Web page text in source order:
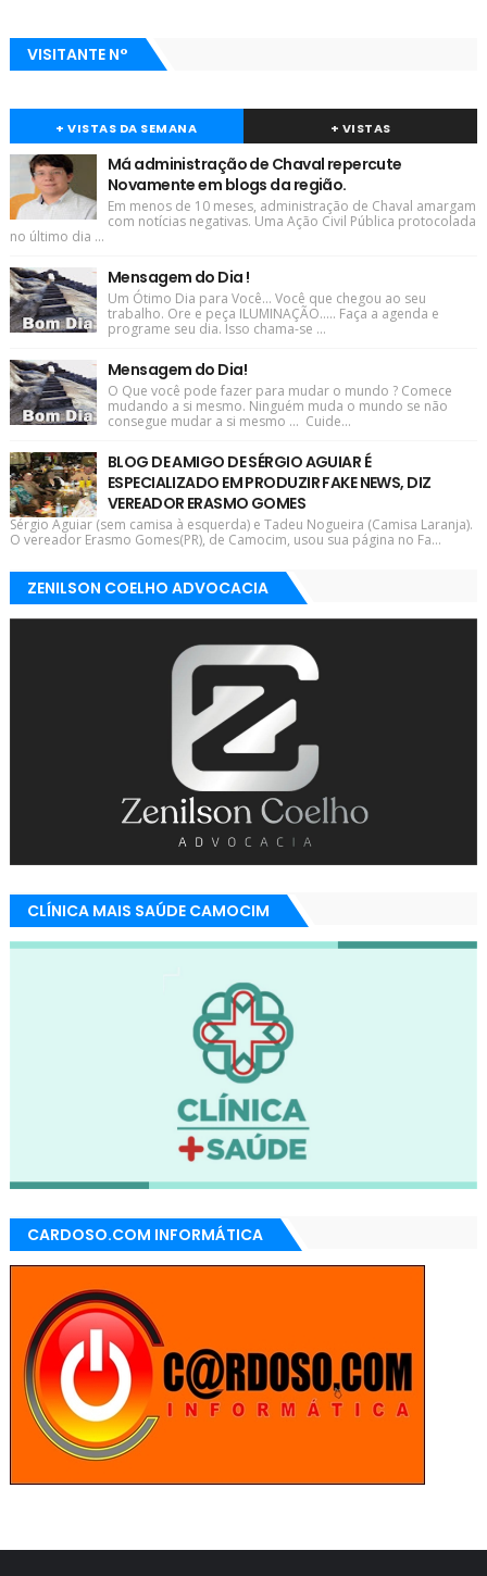
VISITANTE N°
+ VISTAS DA SEMANA + VISTAS
Má administração de Chaval repercute
Novamente em blogs da região.
Em menos de 10 meses, administração de Chaval amargam
com notícias negativas. Uma Ação Civil Pública protocolada
no último dia ...
Mensagem do Dia !
Um Ótimo Dia para Você... Você que chegou ao seu
trabalho. Ore e peça ILUMINAÇÃO..... Faça a agenda e
programe seu dia. Isso chama-se ...
Mensagem do Dia!
O Que você pode fazer para mudar o mundo ? Comece
mudando a si mesmo. Ninguém muda o mundo se não
consegue mudar a si mesmo ... Cuide...
BLOG DE AMIGO DE SÉRGIO AGUIAR É
ESPECIALIZADO EM PRODUZIR FAKE NEWS, DIZ
VEREADOR ERASMO GOMES
Sérgio Aguiar (sem camisa à esquerda) e Tadeu Nogueira (Camisa Laranja).
O vereador Erasmo Gomes(PR), de Camocim, usou sua página no Fa...
ZENILSON COELHO ADVOCACIA
CLÍNICA MAIS SAÚDE CAMOCIM
CARDOSO.COM INFORMÁTICA